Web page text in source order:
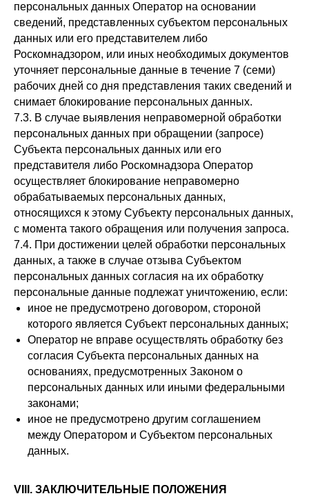
персональных данных Оператор на основании
сведений, представленных субъектом персональных
данных или его представителем либо
Роскомнадзором, или иных необходимых документов
уточняет персональные данные в течение 7 (семи)
рабочих дней со дня представления таких сведений и
снимает блокирование персональных данных.
7.3. В случае выявления неправомерной обработки
персональных данных при обращении (запросе)
Субъекта персональных данных или его
представителя либо Роскомнадзора Оператор
осуществляет блокирование неправомерно
обрабатываемых персональных данных,
относящихся к этому Субъекту персональных данных,
с момента такого обращения или получения запроса.
7.4. При достижении целей обработки персональных
данных, а также в случае отзыва Субъектом
персональных данных согласия на их обработку
персональные данные подлежат уничтожению, если:
иное не предусмотрено договором, стороной
которого является Субъект персональных данных;
Оператор не вправе осуществлять обработку без
согласия Субъекта персональных данных на
основаниях, предусмотренных Законом о
персональных данных или иными федеральными
законами;
иное не предусмотрено другим соглашением
между Оператором и Субъектом персональных
данных.
VIII. ЗАКЛЮЧИТЕЛЬНЫЕ ПОЛОЖЕНИЯ